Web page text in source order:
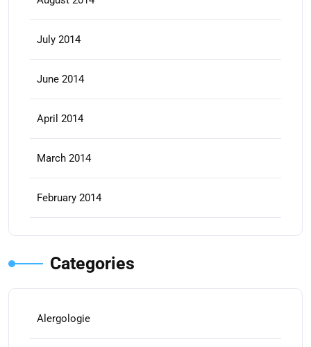
July 2014
June 2014
April 2014
March 2014
February 2014
Categories
Alergologie